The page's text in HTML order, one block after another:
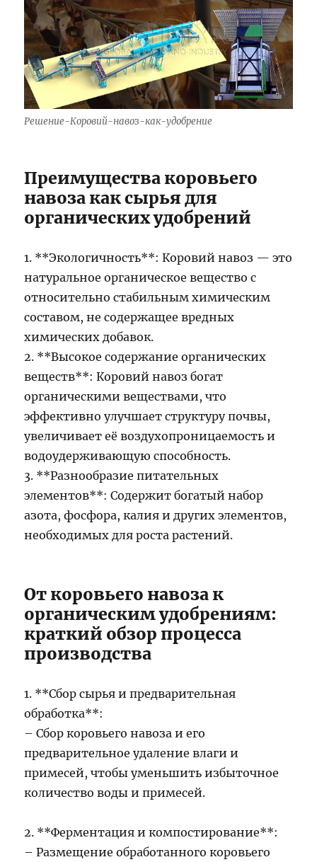
Решение-Коровий-навоз-как-удобрение
Преимущества коровьего
навоза как сырья для
органических удобрений
1. **Экологичность**: Коровий навоз — это
натуральное органическое вещество с
относительно стабильным химическим
составом, не содержащее вредных
химических добавок.
2. **Высокое содержание органических
веществ**: Коровий навоз богат
органическими веществами, что
эффективно улучшает структуру почвы,
увеличивает её воздухопроницаемость и
водоудерживающую способность.
3. **Разнообразие питательных
элементов**: Содержит богатый набор
азота, фосфора, калия и других элементов,
необходимых для роста растений.
От коровьего навоза к
органическим удобрениям:
краткий обзор процесса
производства
1. **Сбор сырья и предварительная
обработка**:
– Сбор коровьего навоза и его
предварительное удаление влаги и
примесей, чтобы уменьшить избыточное
количество воды и примесей.
2. **Ферментация и компостирование**:
– Размещение обработанного коровьего